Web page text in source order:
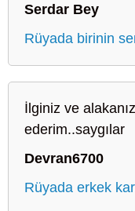
Serdar Bey
Rüyada birinin
İlginiz ve
ederim..saygılar
Devran6700
Rüyada erkek